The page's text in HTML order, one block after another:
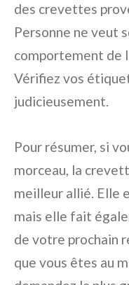
des crevettes
Personne ne veut
comportement de
Vérifiez vos
judicieusement.
Pour résumer, si
morceau, la
meilleur allié. Elle
mais elle fait
de votre prochain
que vous êtes au